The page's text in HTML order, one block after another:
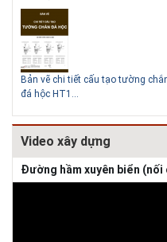
Bản vẽ chi tiết cấu tạo tường
đá hộc HT1...
Video xây dựng
Đường hầm xuyên biển (nối